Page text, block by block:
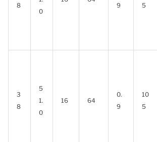
8
0
9
5
3
8
5
1.
0
16 64
0.
9
10
5